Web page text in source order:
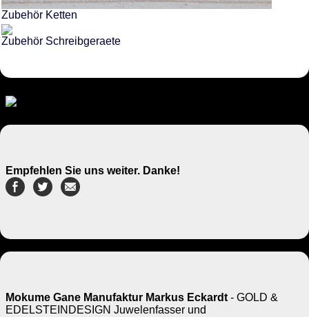
Zubehör Ketten
Zubehör Schreibgeraete
Empfehlen Sie uns weiter. Danke!
Mokume Gane Manufaktur Markus Eckardt - GOLD &
EDELSTEINDESIGN Juwelenfasser und